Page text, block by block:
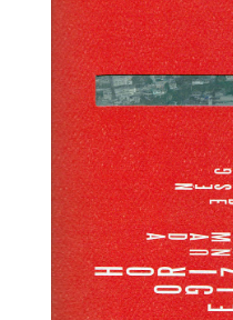
PUBLICATIONS
ESPAÑOL